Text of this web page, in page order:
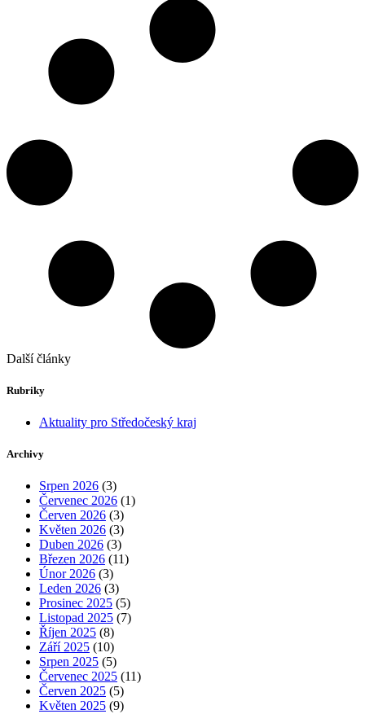
Další články
Rubriky
Aktuality pro Středočeský kraj
Archivy
Srpen 2026 (3)
Červenec 2026 (1)
Červen 2026 (3)
Květen 2026 (3)
Duben 2026 (3)
Březen 2026 (11)
Únor 2026 (3)
Leden 2026 (3)
Prosinec 2025 (5)
Listopad 2025 (7)
Říjen 2025 (8)
Září 2025 (10)
Srpen 2025 (5)
Červenec 2025 (11)
Červen 2025 (5)
Květen 2025 (9)